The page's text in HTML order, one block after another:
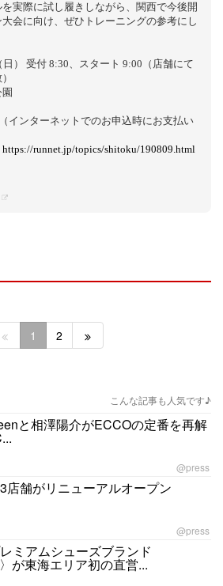
実際に試し履きしながら、関西で今後開
会に向け、ぜひトレーニングの参考にし
日） 受付 8:30、スタート 9:00（店舗にて
インターネットでのお申込時にお支払い
https://runnet.jp/topics/shitoku/190809.html
1 2
こんな記事も人気です♪
と相澤陽介がECCOの定番を再解
@press
店舗がリニューアルオープン
@press
ミアムシューズブランド
〉が東海エリア初の直営...